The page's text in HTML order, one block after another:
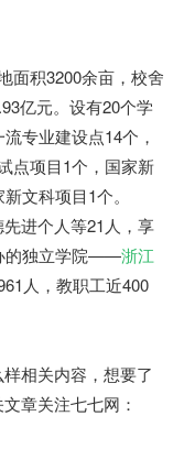
面积3200余亩，校舍
亿元。设有20个学
专业建设点14个，
点项目1个，国家新
文科项目1个。
进个人等21人，享
的独立学院——浙江
人，教职工近400
相关内容，想要了
章关注七七网：